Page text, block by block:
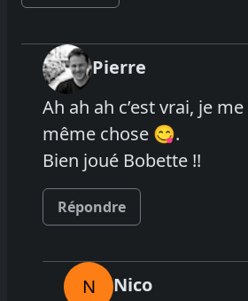
Pierre
Ah ah ah c’est vrai, je
même chose 😋.
Bien joué Bobette !!
Répondre
N
Nico